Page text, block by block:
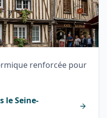
renforcée pour
leSeine-